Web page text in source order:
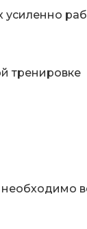
тренировке